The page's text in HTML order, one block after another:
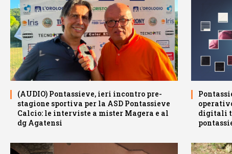
(AUDIO) Pontassieve, ieri incontro pre-
stagione sportiva per la ASD Pontassieve
Calcio: le interviste a mister Magera e al
dg Agatensi
digitali